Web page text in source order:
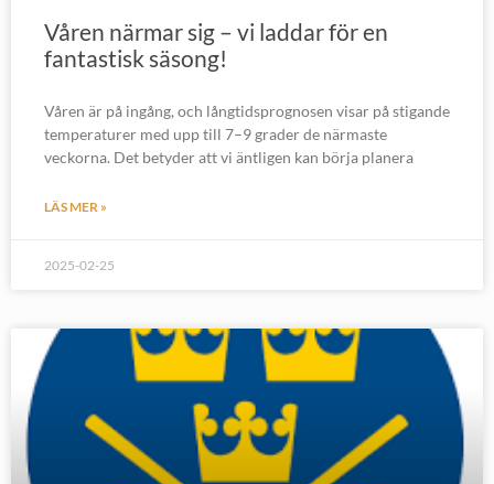
Våren närmar sig – vi laddar för en
fantastisk säsong!
Våren är på ingång, och långtidsprognosen visar på stigande
temperaturer med upp till 7–9 grader de närmaste
veckorna. Det betyder att vi äntligen kan börja planera
LÄS MER »
2025-02-25